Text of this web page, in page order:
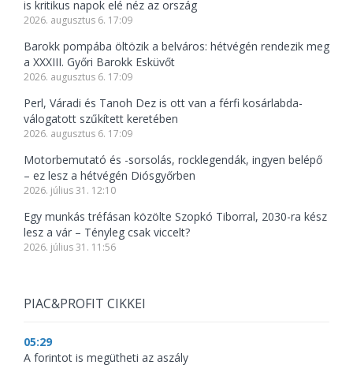
is kritikus napok elé néz az ország
2026. augusztus 6. 17:09
Barokk pompába öltözik a belváros: hétvégén rendezik meg
a XXXIII. Győri Barokk Esküvőt
2026. augusztus 6. 17:09
Perl, Váradi és Tanoh Dez is ott van a férfi kosárlabda-
válogatott szűkített keretében
2026. augusztus 6. 17:09
Motorbemutató és -sorsolás, rocklegendák, ingyen belépő
– ez lesz a hétvégén Diósgyőrben
2026. július 31. 12:10
Egy munkás tréfásan közölte Szopkó Tiborral, 2030-ra kész
lesz a vár – Tényleg csak viccelt?
2026. július 31. 11:56
PIAC&PROFIT CIKKEI
05:29
A forintot is megütheti az aszály